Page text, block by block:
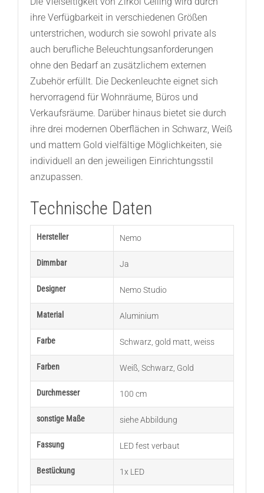
ihre Verfügbarkeit in verschiedenen Größen
unterstrichen, wodurch sie sowohl private als
auch berufliche Beleuchtungsanforderungen
ohne den Bedarf an zusätzlichem externen
Zubehör erfüllt. Die Deckenleuchte eignet sich
hervorragend für Wohnräume, Büros und
Verkaufsräume. Darüber hinaus bietet sie durch
ihre drei modernen Oberflächen in Schwarz, Weiß
und mattem Gold vielfältige Möglichkeiten, sie
individuell an den jeweiligen Einrichtungsstil
anzupassen.
Technische Daten
Hersteller Nemo
Dimmbar Ja
Designer Nemo Studio
Material Aluminium
Farbe Schwarz, gold matt, weiss
Farben Weiß, Schwarz, Gold
Durchmesser 100 cm
sonstige Maße siehe Abbildung
Fassung LED fest verbaut
Bestückung 1x LED